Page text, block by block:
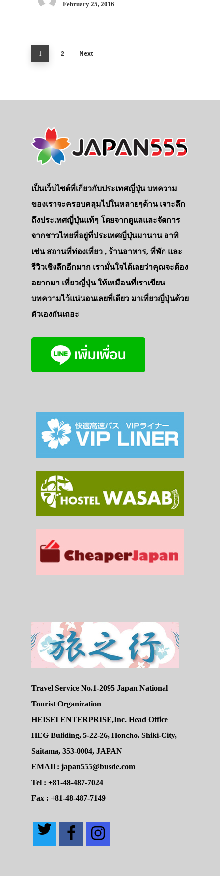
February 25, 2016
1 2 Next
เป็นเว็บไซต์ที่เกี่ยวกับประเทศญี่ปุ่น บทความ
ของเราจะครอบคลุมไปในหลายๆด้าน เจาะลึก
ถึงประเทศญี่ปุ่นแท้ๆ โดยจากดูแลและจัดการ
จากชาวไทยที่อยู่ที่ประเทศญี่ปุ่นมานาน อาทิ
เช่น สถานที่ท่องเที่ยว , ร้านอาหาร, ที่พัก และ
รีวิวเชิงลึกอีกมาก เรามั่นใจได้เลยว่าคุณจะต้อง
อยากมา เที่ยวญี่ปุ่น ให้เหมือนที่เราเขียน
บทความไว้แน่นอนเลยที่เดียว มาเที่ยวญี่ปุ่นด้วย
ตัวเองกันเถอะ
Travel Service No.1-2095 Japan National
Tourist Organization
HEISEI ENTERPRISE,Inc. Head Office
HEG Buliding, 5-22-26, Honcho, Shiki-City,
Saitama, 353-0004, JAPAN
EMAIl : japan555@busde.com
Tel : +81-48-487-7024
Fax : +81-48-487-7149